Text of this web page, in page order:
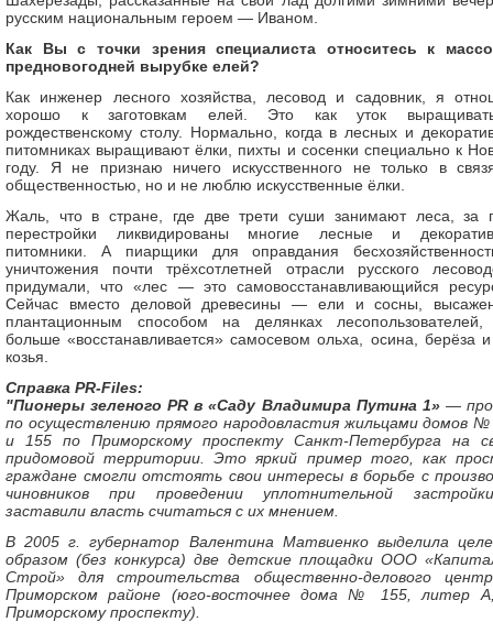
русским национальным героем — Иваном.
Как Вы с точки зрения специалиста относитесь к
предновогодней вырубке елей?
Как инженер лесного хозяйства, лесовод и садовник, я
хорошо к заготовкам елей. Это как уток
рождественскому столу. Нормально, когда в лесных и
питомниках выращивают ёлки, пихты и сосенки специально к
году. Я не признаю ничего искусственного не только в
общественностью, но и не люблю искусственные ёлки.
Жаль, что в стране, где две трети суши занимают леса, за
перестройки ликвидированы многие лесные и
питомники. А пиарщики для оправдания
уничтожения почти трёхсотлетней отрасли русского
придумали, что «лес — это самовосстанавливающийся
Сейчас вместо деловой древесины — ели и сосны,
плантационным способом на делянках лесопользователей,
больше «восстанавливается» самосевом ольха, осина, берёза
козья.
Справка PR-Files:
"Пионеры зеленого PR в «Саду Владимира Путина 1»—
по осуществлению прямого народовластия жильцами домов
и 155 по Приморскому проспекту Санкт-Петербурга на
придомовой территории. Это яркий пример того, как
граждане смогли отстоять свои интересы в борьбе с
чиновников при проведении уплотнительной
заставили власть считаться с их мнением.
В 2005 г. губернатор Валентина Матвиенко выделила
образом (без конкурса) две детские площадки ООО
Строй» для строительства общественно-делового
Приморском районе (юго-восточнее дома № 155, литер
Приморскому проспекту).